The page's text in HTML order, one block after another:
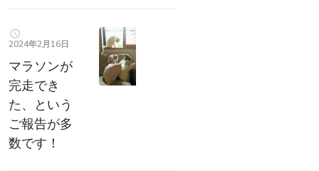
2024年2月16日
マラソンが
完走でき
た、という
ご報告が多
数です！